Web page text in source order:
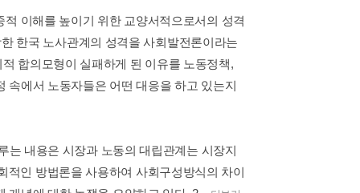
이해를 높이기 위한 교양서적으로서의 성격
한국 노사관계의 성격을 사회발전론이라는
합의모형이 실패하게 된 이유를 노동정책,
속에서 노동자들은 어떤 대응을 하고 있는지
는 내용은 시장과 노동의 대립관계는 시장지
적인 방법론을 사용하여 사회구성방식의 차이